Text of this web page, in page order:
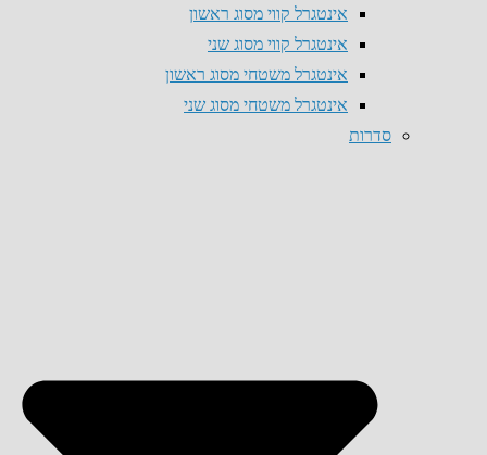
אינטגרל קווי מסוג ראשון
אינטגרל קווי מסוג שני
אינטגרל משטחי מסוג ראשון
אינטגרל משטחי מסוג שני
סדרות